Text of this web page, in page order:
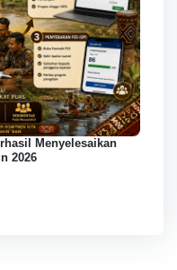
Menyelesaikan
2026